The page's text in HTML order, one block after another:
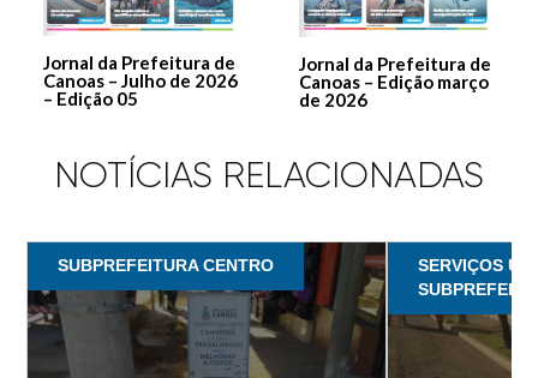
Jornal da Prefeitura de
Canoas – Julho de 2026
– Edição 05
Jornal da Prefeitura de
Canoas – Edição março
de 2026
NOTÍCIAS RELACIONADAS
SUBPREFEITURA CENTRO
SERVIÇOS